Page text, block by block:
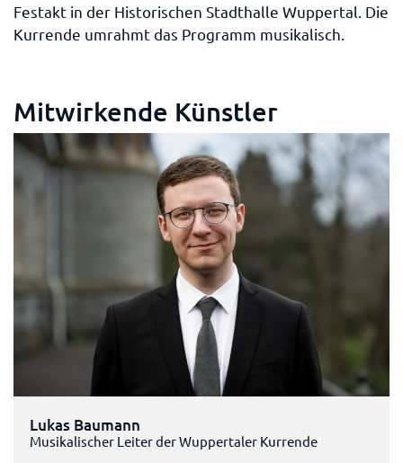
Festakt in der Historischen Stadthalle Wuppertal. Die
Kurrende umrahmt das Programm musikalisch.
Mitwirkende Künstler
Lukas Baumann
Musikalischer Leiter der Wuppertaler Kurrende